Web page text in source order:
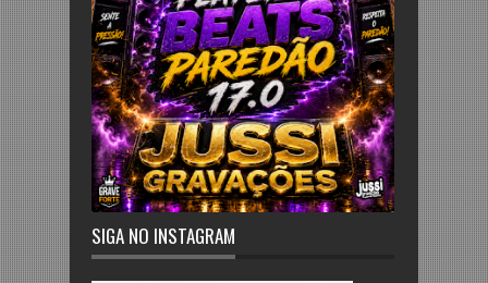
SIGA NO INSTAGRAM